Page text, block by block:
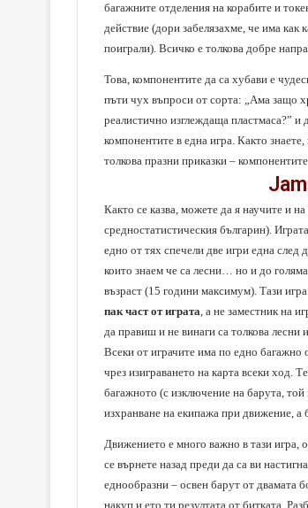
багажните отделения на корабите и
действие (дори забелязахме, че има как
поиграли). Всичко е толкова добре
Това, компонентите да са хубави е
пъти чух въпроси от сорта: „Ама защо
реалистично изглеждаща пластмаса?” и
компонентите в една игра. Както
толкова празни приказки –
Както се казва, можете да я научите и
средностатистическия българин).
едно от тях спечели две игри една
които знаем че са лесни… но и до
възраст (15 години максимум). Тази игра
пак част от играта, а не заместник на
да правиш и не винаги са толкова лесни
Всеки от играчите има по едно багажно
чрез изиграването на карта всеки ход.
багажното (с изключение на барута, той
изхранване на екипажа при движение,
Движението е много важно в тази игра,
се върнете назад преди да са ви
еднообразни – освен барут от двамата
накуп и ето ти резултата от битката.